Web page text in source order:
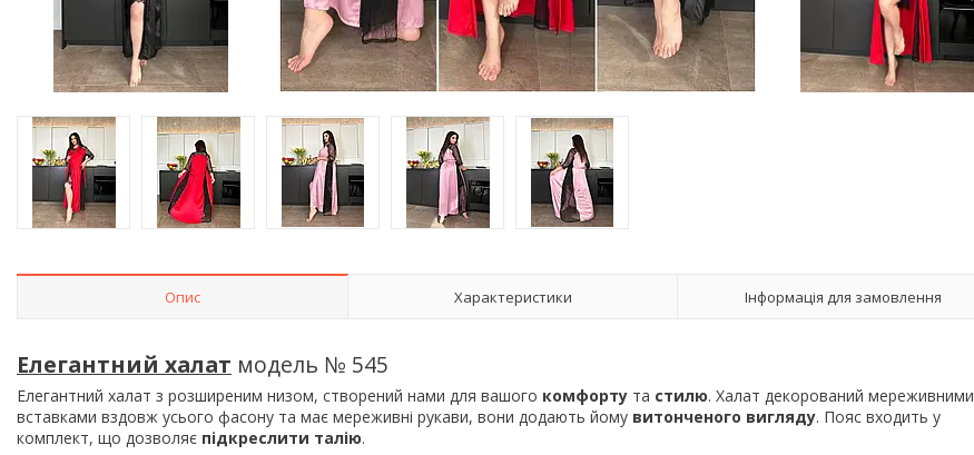
Опис Характеристики Інформація для замовлення
Елегантний халат модель № 545
Елегантний халат з розширеним низом, створений нами для вашого комфорту та стилю. Халат декорований мереживними
вставками вздовж усього фасону та має мереживні рукави, вони додають йому витонченого вигляду. Пояс входить у
комплект, що дозволяє підкреслити талію.